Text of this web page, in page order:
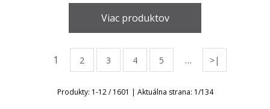
Viac produktov
1 2 3 4 5 … >|
Produkty: 1-12/1601 | Aktuálna strana: 1/134